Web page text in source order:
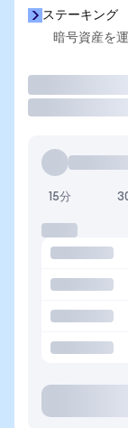
ステーキング
暗号資産を
15分